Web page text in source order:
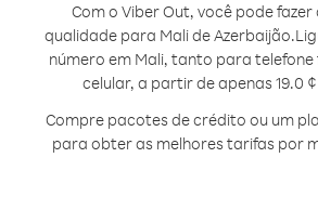
Com o Viber Out, você pode
qualidade para Mali de Azerbaijão.
número em Mali, tanto para
celular, a partir de apenas 19.0
Compre pacotes de crédito ou um
para obter as melhores tarifas por